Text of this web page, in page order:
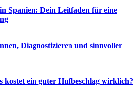
Spanien: Dein Leitfaden für eine
Diagnostizieren und sinnvoller
kostet ein guter Hufbeschlag wirklich?